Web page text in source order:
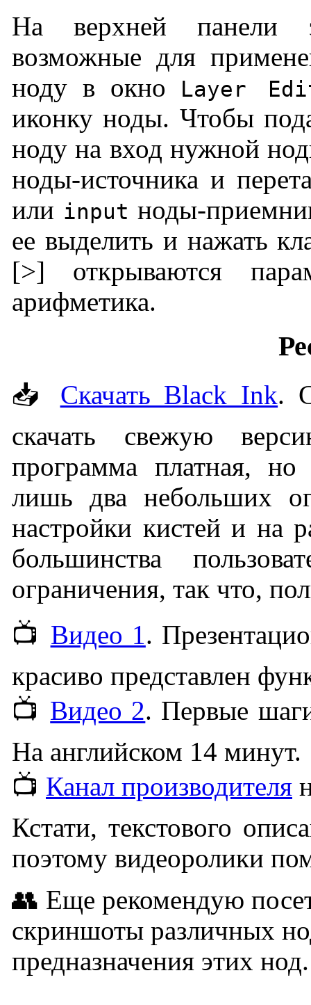
На верхней панели
возможные для
ноду в окно
Layer
иконку ноды. Чтобы
ноду на вход нужной
ноды-источника и
или input ноды-
ее выделить и нажать
[>] открываются
арифметика.
📥 Скачать Black Ink.
скачать свежую
программа платная, но
лишь два небольших
настройки кистей и на
большинства
ограничения, так что,
📺 Видео 1.
красиво представлен
📺 Видео 2. Первые
На английском 14 минут.
📺 Канал производителя
Кстати, текстового
поэтому видеоролики
👥 Еще рекомендую
скриншоты различных
предназначения этих нод.